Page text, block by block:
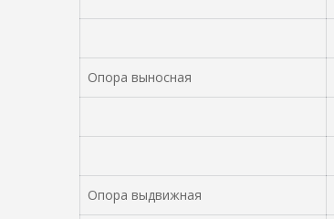
Опора выносная
Опора выдвижная